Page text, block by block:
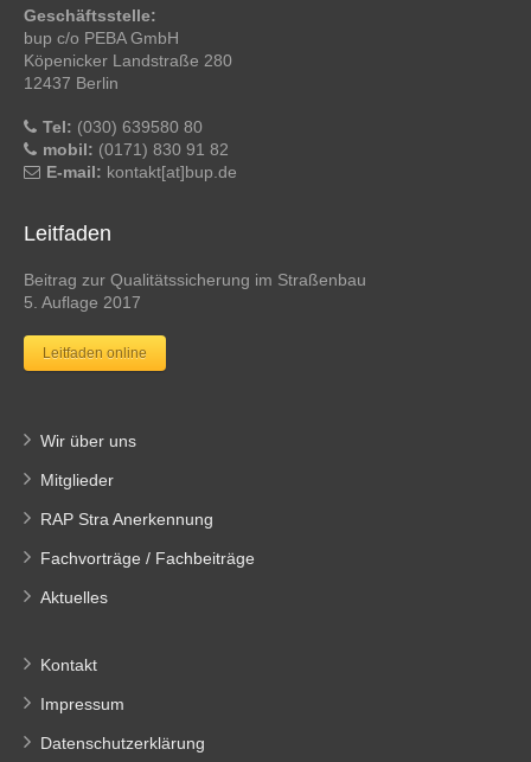
Geschäftsstelle:
bup c/o PEBA GmbH
Köpenicker Landstraße 280
12437 Berlin
Tel: (030) 639580 80
mobil: (0171) 830 91 82
E-mail: kontakt[at]bup.de
Leitfaden
Beitrag zur Qualitätssicherung im Straßenbau
5. Auflage 2017
Leitfaden online
Wir über uns
Mitglieder
RAP Stra Anerkennung
Fachvorträge / Fachbeiträge
Aktuelles
Kontakt
Impressum
Datenschutzerklärung